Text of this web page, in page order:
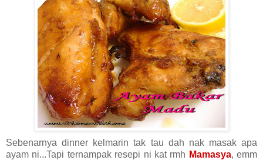
Sebenarnya dinner kelmarin tak tau dah nak masak apa
ayam ni...Tapi ternampak resepi ni kat rmh Mamasya, emm